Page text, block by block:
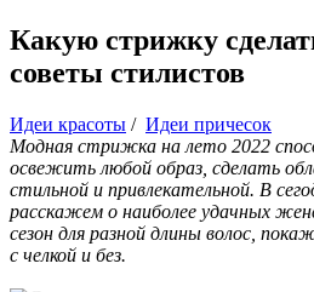
Какую стрижку
советы стилистов
Идеи красоты / Идеи причесок
Модная стрижка на лето 2022
освежить любой образ, сделать
стильной и привлекательной. В
расскажем о наиболее удачных
сезон для разной длины волос,
с челкой и без.